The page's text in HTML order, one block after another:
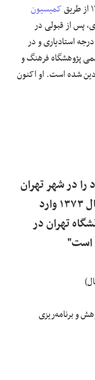
کمیسیون
پس از قبولی در
استادیاری و در
پژوهشگاه فرهنگ و
شده است. او اکنون
در شهر تهران
آغاز کرده و در سال ۱۳۷۳ وارد
تهران در
است"
و برنامه‌ریزی